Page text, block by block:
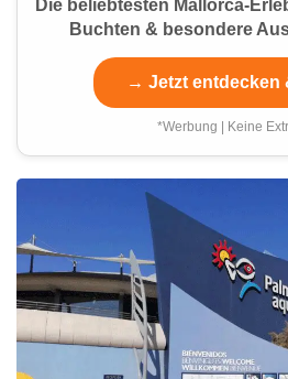
Die beliebtesten Mallorca-
Buchten & besondere
→ Jetzt entdecken
*Werbung | Keine